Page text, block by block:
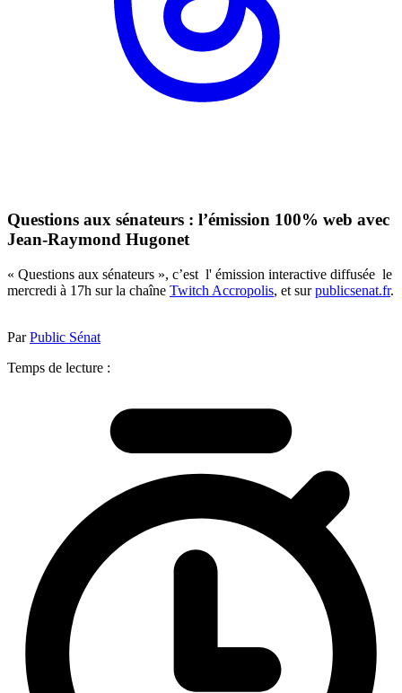
Questions aux sénateurs : l’émission 100% web avec
Jean-Raymond Hugonet
« Questions aux sénateurs », c’est l' émission interactive diffusée le
mercredi à 17h sur la chaîne Twitch Accropolis, et surpublicsenat.fr.
ParPublic Sénat
Temps de lecture :